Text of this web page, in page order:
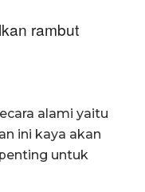
rambut
alami yaitu
ini kaya akan
untuk